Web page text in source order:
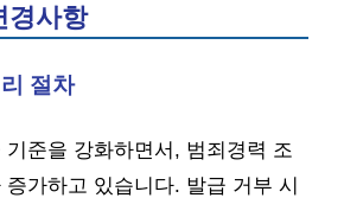
경사항
절차
기준을 강화하면서, 범죄경력 조
가하고 있습니다. 발급 거부 시